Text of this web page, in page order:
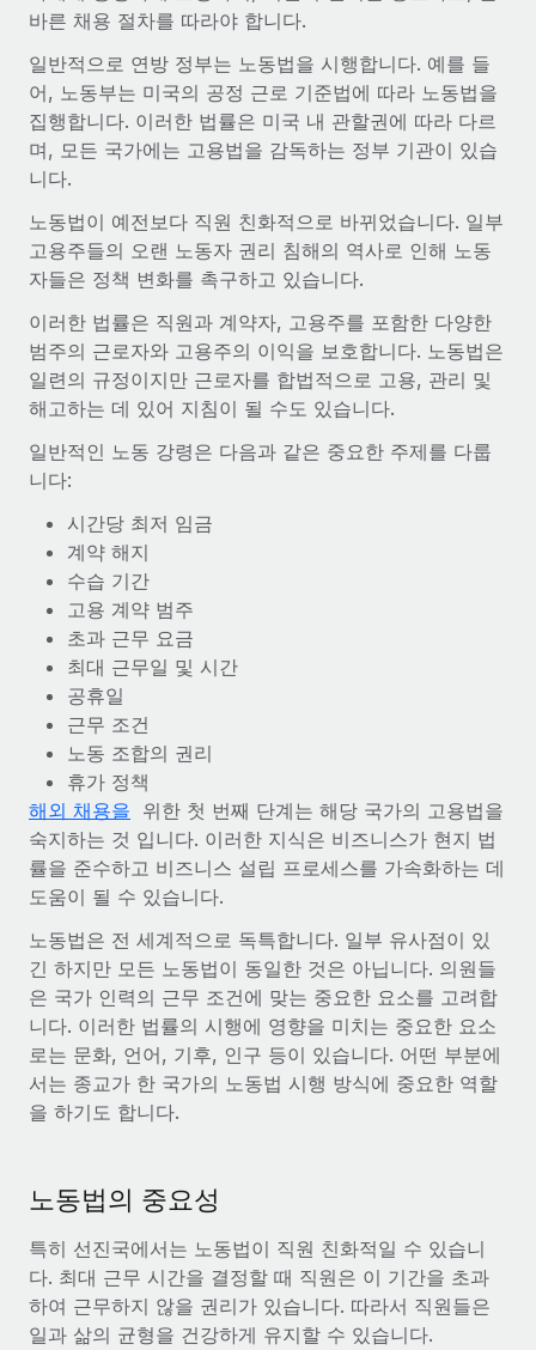
Remote 통합
HR을 워크플로에 매끄럽게 통합
플랫폼
연결
새로운
MCP를 사용하여 모든 AI 도구를 Remote에 연결 가능
통합
핵심 비즈니스 도구로 프로세스를 간소화
서비스
전문가 상담
글로벌 인사 및 규정 준수 업무 처리에 전문가 지원 제공
신원 조사
채용 후보자 심사 프로세스 간소화
Compliance Watchtower
규정 준수 관련 위험에 선제적으로 대응
기기 관리
전 세계 IT 장비 제공 및 추적 관리
법인 설립
법인 설립을 빠르고 준법적으로 지원
글로벌 인재 이동 및 전근
직원 해외 이전을 간편하게 처리
복리후생
손쉬운 직원 복리후생 관리
성장하는 기업을 위한 민첩한 글로벌 HR 및 급여 솔루션
중견기업
맞춤형 HR 솔루션으로 팀 확장
엔터프라이즈
대기업을 위한 글로벌 HR
REMOTE 파트너 되기
전략적 기술 파트너
플랫폼에 글로벌 HR을 유연하게 통합
파트너 되기
Remote와의 파트너십 기회 탐색
통합 및 AI 자동화 컨설팅
사례 연구
AI 분야의 선구자인 Weaviate가 Remote와 협력하여
조직 규모를 120% 성장시킨 방법
Weaviate 한눈에 보기 Weaviate는 오픈 소스, AI 우선 인프라를
구축합니다. 이 회사의 미션은 전 세계 개발자 및 운영자
(DevOps/MLOps)에게 AI 네이티브...
자세히 알아보기
계약직 관리와 급여 업무를 위해 Remote와 전략적 파
트너십을 맺은 Reverse Tech
Tech는 Remote와 파트너십을 맺고 글로벌 계약직 인력 및 미국
급여 관리를 통해 국제 노동법...
자세히 알아보기
리서치 및 가이드
사례 연구
HR 용어집
체크리스트 및 템플릿
직무 설명 라이브러리
웨비나
이벤트
뉴스룸
인사이트 센터
지원받기
모든 리소스 보기
블로그
글로벌 급여
EOR 및 PEO
계약자 관리
세금
블로그 둘러보기
블로그
Remote 제품 관련 소식: Gusto 및 Xero와의 통합과
Remote Contractor Management Plus
Remote의 사명은 모든 규모의 기업이 전 세계 어디서든 업무에 가
장 적합 사람을 찾아 채용 및 관리하고 급여를 지급하도록 돕는 것
자세히 알아보기
Shootsta가 Remote를 통해 네 개의 시장에서 글로벌
채용을 확장한 방법
비디오 콘텐츠를 활용한 마케팅이 계속해서 인기를 끌면서, 기업들
Deutsch
Español
Italiano
Português (Portugal)
日本語
한국어
中文（简体）
바른 채용 절차를 따라야 합니다.
일반적으로 연방 정부는 노동법을 시행합니다. 예를 들
어, 노동부는 미국의 공정 근로 기준법에 따라 노동법을
집행합니다. 이러한 법률은 미국 내 관할권에 따라 다르
며, 모든 국가에는 고용법을 감독하는 정부 기관이 있습
니다.
노동법이 예전보다 직원 친화적으로 바뀌었습니다. 일부
고용주들의 오랜 노동자 권리 침해의 역사로 인해 노동
자들은 정책 변화를 촉구하고 있습니다.
이러한 법률은 직원과 계약자, 고용주를 포함한 다양한
범주의 근로자와 고용주의 이익을 보호합니다. 노동법은
일련의 규정이지만 근로자를 합법적으로 고용, 관리 및
해고하는 데 있어 지침이 될 수도 있습니다.
일반적인 노동 강령은 다음과 같은 중요한 주제를 다룹
니다:
시간당 최저 임금
계약 해지
수습 기간
고용 계약 범주
초과 근무 요금
최대 근무일 및 시간
공휴일
근무 조건
노동 조합의 권리
휴가 정책
해외 채용을 위한 첫 번째 단계는 해당 국가의 고용법을
숙지하는 것 입니다. 이러한 지식은 비즈니스가 현지 법
률을 준수하고 비즈니스 설립 프로세스를 가속화하는 데
도움이 될 수 있습니다.
노동법은 전 세계적으로 독특합니다. 일부 유사점이 있
긴 하지만 모든 노동법이 동일한 것은 아닙니다. 의원들
은 국가 인력의 근무 조건에 맞는 중요한 요소를 고려합
니다. 이러한 법률의 시행에 영향을 미치는 중요한 요소
로는 문화, 언어, 기후, 인구 등이 있습니다. 어떤 부분에
서는 종교가 한 국가의 노동법 시행 방식에 중요한 역할
을 하기도 합니다.
노동법의 중요성
특히 선진국에서는 노동법이 직원 친화적일 수 있습니
다. 최대 근무 시간을 결정할 때 직원은 이 기간을 초과
하여 근무하지 않을 권리가 있습니다. 따라서 직원들은
일과 삶의 균형을 건강하게 유지할 수 있습니다.